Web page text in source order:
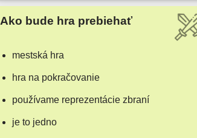
Ako bude hra prebiehať
mest­ská hra
hra na pokračovanie
pou­ží­va­me repre­zen­tá­cie zbraní
je to jedno